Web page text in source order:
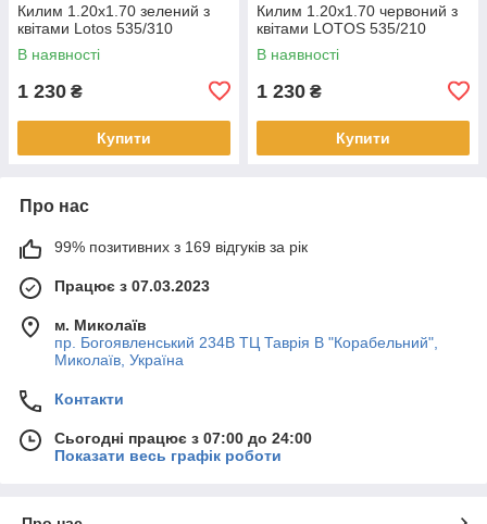
Килим 1.20х1.70 зелений з
квітами Lotos 535/310
В наявності
1 230 ₴
Купити
Килим 1.20х1.70 червоний з
квітами LOTOS 535/210
В наявності
1 230 ₴
Купити
Про нас
99% позитивних з 169 відгуків за рік
Працює з 07.03.2023
м. Миколаїв
пр. Богоявленський 234В ТЦ Таврія В "Корабельний",
Миколаїв, Україна
Контакти
Сьогодні працює з 07:00 до 24:00
Показати весь графік роботи